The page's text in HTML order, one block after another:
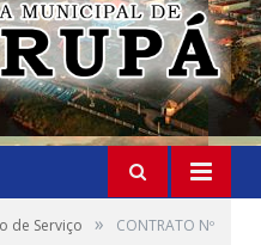
de Serviço »
CONTRATO Nº